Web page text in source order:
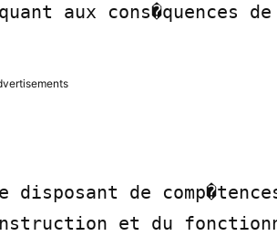
aux cons�quences
disposant de
et du